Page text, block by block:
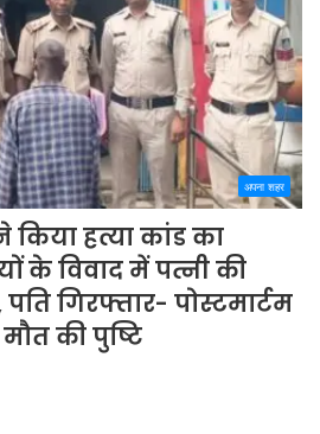
अपना शहर
हत्या कांड का
के विवाद में पत्नी की
गिरफ्तार- पोस्टमार्टम
की पुष्टि